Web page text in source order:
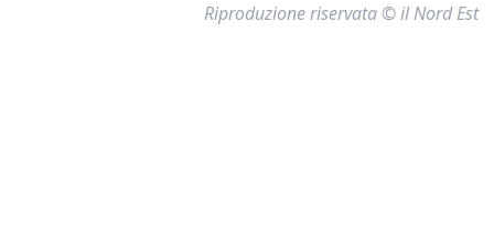
Riproduzione riservata © il Nord Est